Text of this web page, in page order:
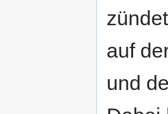
auf
und